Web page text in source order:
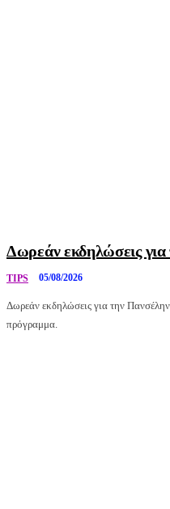
Δωρεάν εκδηλώσεις
TIPS 05/08/2026
Δωρεάν εκδηλώσεις για την
πρόγραμμα.